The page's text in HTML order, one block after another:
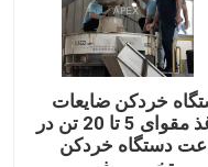
خردکن ضایعات
کاغذ مقوای 5 تا 20 تن در
دستگاه خردکن